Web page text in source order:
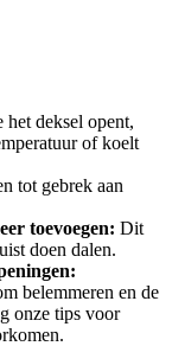
het deksel opent,
of koelt
tot gebrek aan
toevoegen: Dit
doen dalen.
belemmeren en de
onze tips voor